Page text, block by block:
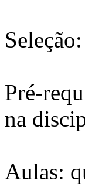
Pré-
na
Aulas: